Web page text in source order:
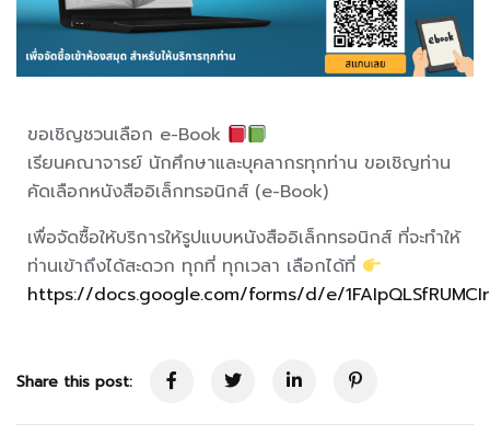
ขอเชิญชวนเลือก e-Book
เรียนคณาจารย์ นักศึกษาและบุคลากรทุกท่าน ขอเชิญท่าน
คัดเลือกหนังสืออิเล็กทรอนิกส์ (e-Book)
เพื่อจัดซื้อให้บริการให้รูปแบบหนังสืออิเล็กทรอนิกส์ ที่จะทำให้
ท่านเข้าถึงได้สะดวก ทุกที่ ทุกเวลา เลือกได้ที่
https://docs.google.com/forms/d/e/
Share this post: